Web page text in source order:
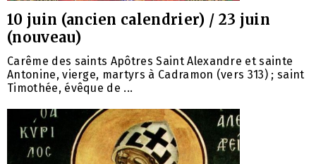
10 juin (ancien calendrier) / 23 juin
(nouveau)
Carême des saints Apôtres Saint Alexandre et sainte
Antonine, vierge, martyrs à Cadramon (vers 313) ; saint
Timothée, évêque de ...